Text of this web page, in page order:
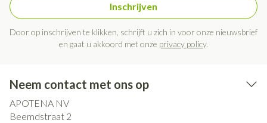
Inschrijven
Door op inschrijven te klikken, schrijft u zich in voor onze nieuwsbrief
en gaat u akkoord met onze privacy policy.
Neem contact met ons op
APOTENA NV
Beemdstraat 2